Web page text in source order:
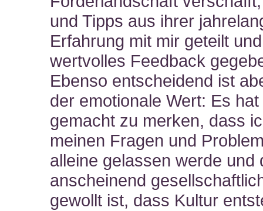
und Tipps aus ihrer
Erfahrung mit mir geteilt und
wertvolles Feedback
Ebenso entscheidend ist
der emotionale Wert: Es
gemacht zu merken, dass
meinen Fragen und
alleine gelassen werde und
anscheinend
gewollt ist, dass Kultur